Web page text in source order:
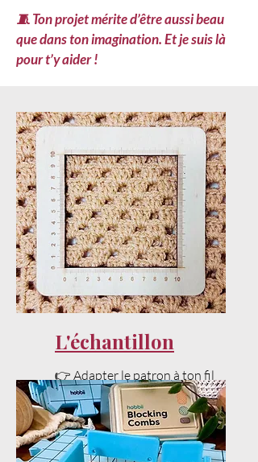
🧵 Ton projet mérite d’être aussi beau
que dans ton imagination. Et je suis là
pour t’y aider !
L'échantillon
👉 Adapter le patron à ton fil
et ta tension sans stress.